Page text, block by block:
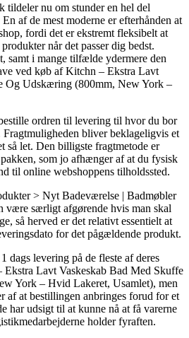
tildeler nu om stunder en hel del
af de mest moderne er efterhånden at
fordi det er ekstremt fleksibelt at
når det passer dig bedst.
samt i mange tilfælde ydermere den
ved køb af Kitchn – Ekstra Lavt
Og Udskæring (800mm, New York –
ordren til levering til hvor du bor
bliver beklageligvis et
så let. Den billigste fragtmetode er
som jo afhænger af at du fysisk
til online webshoppens tilholdssted.
> Nyt Badeværelse | Badmøbler
være særligt afgørende hvis man skal
så herved er det relativt essentielt at
for det pågældende produkt.
dags levering på de fleste af deres
Ekstra Lavt Vaskeskab Bad Med Skuffe
York – Hvid Lakeret, Usamlet), men
af at bestillingen anbringes forud for et
har udsigt til at kunne nå at få varerne
holder fyraften.